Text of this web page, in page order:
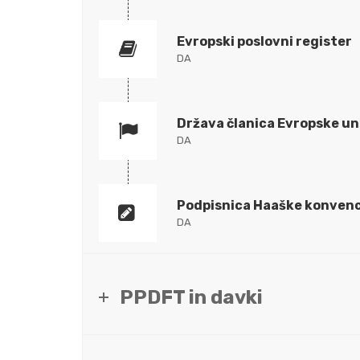
Evropski poslovni register
DA
Država članica Evropske
DA
Podpisnica Haaške
DA
PPDFT in davki